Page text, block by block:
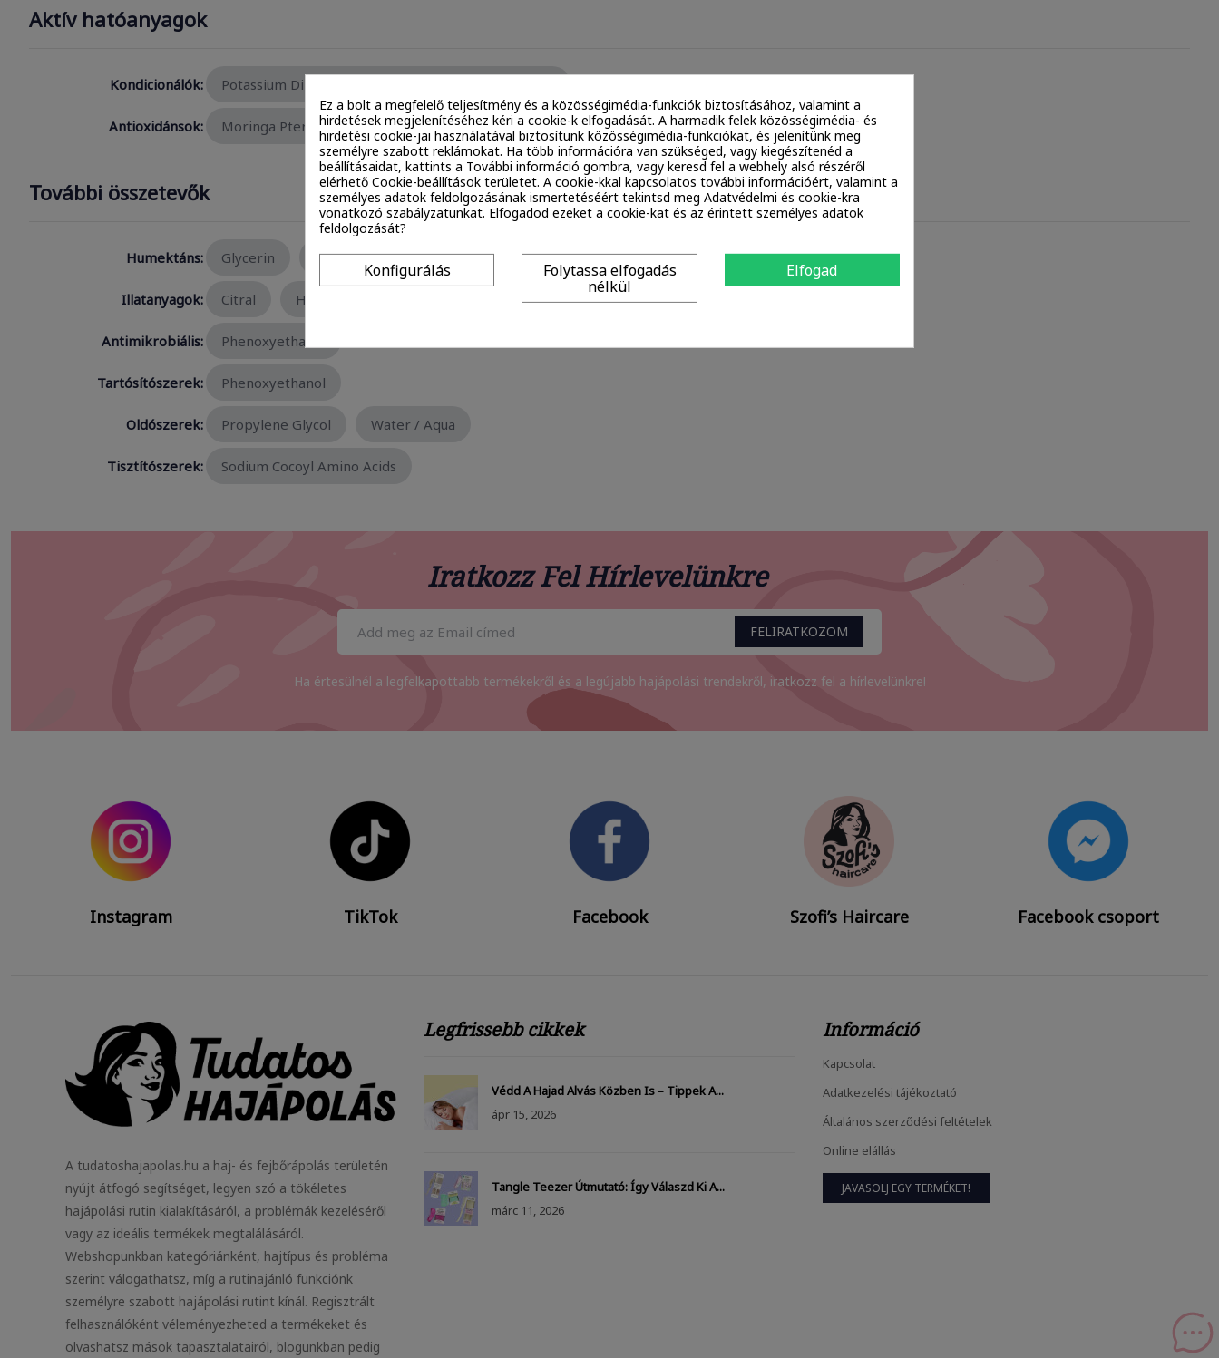
Aktív hatóanyagok
Kondicionálók: Potassium Dimethicone Peg-7 Panthenyl Phosphate
Antioxidánsok: Moringa Pterygosperma Seed Extract
További összetevők
Humektáns: Glycerin Propylene Glycol
Illatanyagok: Citral Hexyl Cinnamal Linalool Parfum / Fragrance
Antimikrobiális: Phenoxyethanol
Tartósítószerek: Phenoxyethanol
Oldószerek: Propylene Glycol Water / Aqua
Tisztítószerek: Sodium Cocoyl Amino Acids
Iratkozz Fel Hírlevelünkre
FELIRATKOZOM
Ha értesülnél a legfelkapottabb termékekről és a legújabb hajápolási trendekről, iratkozz fel a hírlevelünkre!
Instagram TikTok Facebook Szofi’s Haircare Facebook csoport
A tudatoshajapolas.hu a haj- és fejbőrápolás területén
nyújt átfogó segítséget, legyen szó a tökéletes
hajápolási rutin kialakításáról, a problémák kezeléséről
vagy az ideális termékek megtalálásáról.
Webshopunkban kategóriánként, hajtípus és probléma
szerint válogathatsz, míg a rutinajánló funkciónk
személyre szabott hajápolási rutint kínál. Regisztrált
felhasználóként véleményezheted a termékeket és
olvashatsz mások tapasztalatairól, blogunkban pedig
Legfrissebb cikkek
Védd A Hajad Alvás Közben Is – Tippek A...
ápr 15, 2026
Tangle Teezer Útmutató: Így Válaszd Ki A...
márc 11, 2026
Hajnövesztő Kihívás: 10 Hét, Amiben...
febr 24, 2026
A Hajnövesztés Tudománya És A Belső...
Információ
Kapcsolat
Adatkezelési tájékoztató
Általános szerződési feltételek
Online elállás
JAVASOLJ EGY TERMÉKET!
Ez a bolt a megfelelő teljesítmény és a közösségimédia-funkciók biztosításához, valamint a
hirdetések megjelenítéséhez kéri a cookie-k elfogadását. A harmadik felek közösségimédia- és
hirdetési cookie-jai használatával biztosítunk közösségimédia-funkciókat, és jelenítünk meg
személyre szabott reklámokat. Ha több információra van szükséged, vagy kiegészítenéd a
beállításaidat, kattints a További információ gombra, vagy keresd fel a webhely alsó részéről
elérhető Cookie-beállítások területet. A cookie-kkal kapcsolatos további információért, valamint a
személyes adatok feldolgozásának ismertetéséért tekintsd meg Adatvédelmi és cookie-kra
vonatkozó szabályzatunkat. Elfogadod ezeket a cookie-kat és az érintett személyes adatok
feldolgozását?
Elfogad
Folytassa elfogadás
nélkül
Konfigurálás